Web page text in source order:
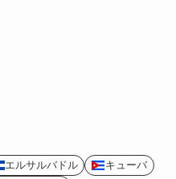
エルサルバドル
キューバ